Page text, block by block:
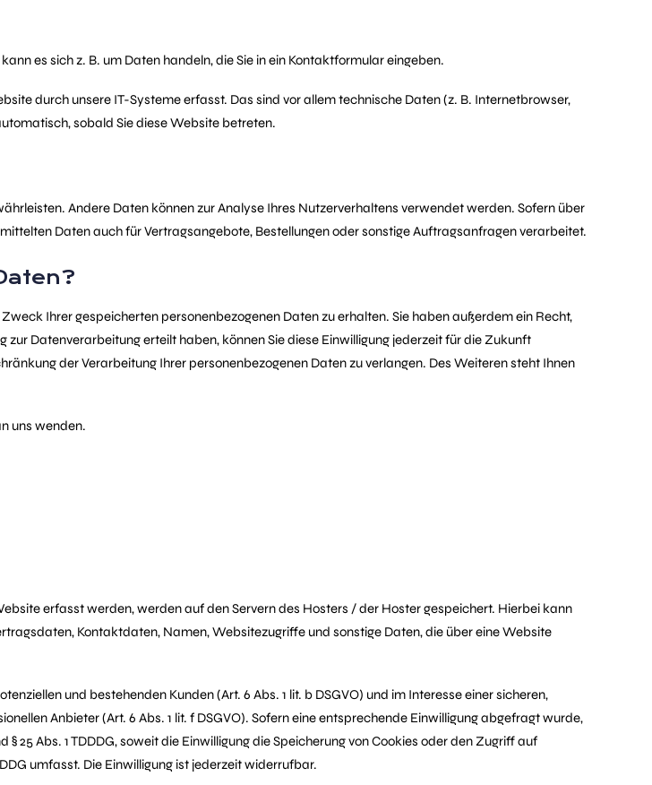
es sich z. B. um Daten handeln, die Sie in ein Kontaktformular eingeben.
durch unsere IT-Systeme erfasst. Das sind vor allem technische Daten (z. B. Internetbrowser,
sobald Sie diese Website betreten.
Andere Daten können zur Analyse Ihres Nutzerverhaltens verwendet werden. Sofern über
Daten auch für Vertragsangebote, Bestellungen oder sonstige Auftragsanfragen verarbeitet.
Ihrer gespeicherten personenbezogenen Daten zu erhalten. Sie haben außerdem ein Recht,
Datenverarbeitung erteilt haben, können Sie diese Einwilligung jederzeit für die Zukunft
der Verarbeitung Ihrer personenbezogenen Daten zu verlangen. Des Weiteren steht Ihnen
uns wenden.
erfasst werden, werden auf den Servern des Hosters / der Hoster gespeichert. Hierbei kann
Kontaktdaten, Namen, Websitezugriffe und sonstige Daten, die über eine Website
und bestehenden Kunden (Art. 6 Abs. 1 lit. b DSGVO) und im Interesse einer sicheren,
Anbieter (Art. 6 Abs. 1 lit. f DSGVO). Sofern eine entsprechende Einwilligung abgefragt wurde,
25 Abs. 1 TDDDG, soweit die Einwilligung die Speicherung von Cookies oder den Zugriff auf
umfasst. Die Einwilligung ist jederzeit widerrufbar.